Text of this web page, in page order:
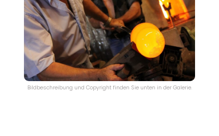
Bildbeschreibung und Copyright finden Sie unten in der Galerie.